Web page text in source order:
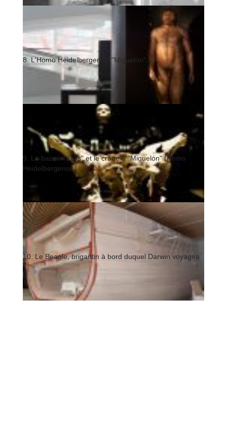
8. L'Homo Heidelbergensis "Miguelón"
9. Le bassin "Elvis" et le cràne 5 "Miguelón" (Homo
Heidelbergensis)
10. Le Beagle, brigantin à bord duquel Darwin voyagea